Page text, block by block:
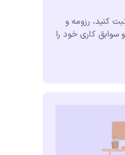
کنید، رزومه و
سوابق کاری خود را